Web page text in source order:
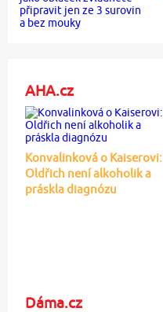
AHA.cz
Konvalinková o Kaiserovi:
Oldřich není alkoholik a
práskla diagnózu
Dáma.cz